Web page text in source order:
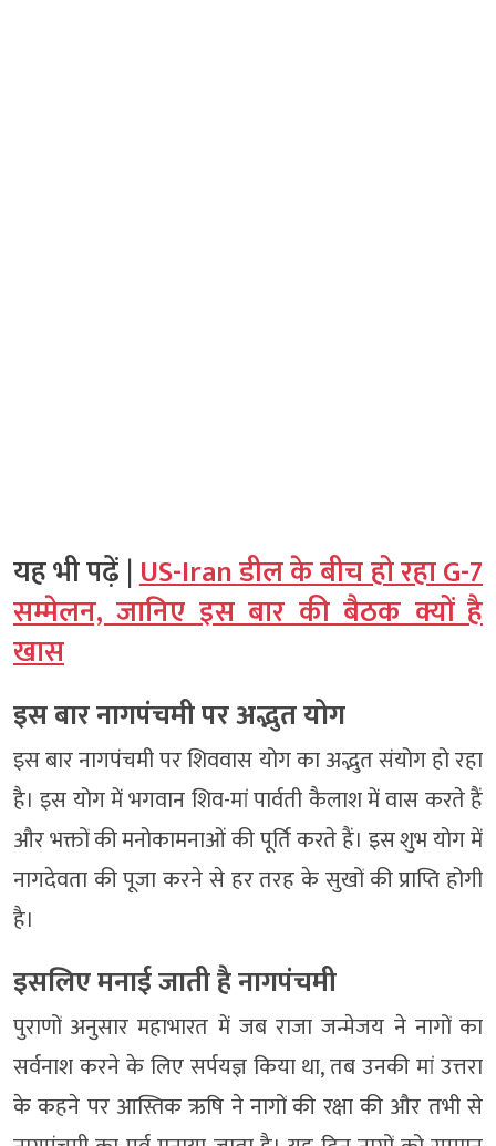
यह भी पढ़ें |US-Iran डील के बीच हो रहा G-7
सम्मेलन, जानिए इस बार की बैठक क्यों है
खास
इस बार नागपंचमी पर अद्भुत योग
इस बार नागपंचमी पर शिववास योग का अद्भुत संयोग हो रहा
है। इस योग में भगवान शिव-मां पार्वती कैलाश में वास करते हैं
और भक्तों की मनोकामनाओं की पूर्ति करते हैं। इस शुभ योग में
नागदेवता की पूजा करने से हर तरह के सुखों की प्राप्ति होगी
है।
इसलिए मनाई जाती है नागपंचमी
पुराणों अनुसार महाभारत में जब राजा जन्मेजय ने नागों का
सर्वनाश करने के लिए सर्पयज्ञ किया था, तब उनकी मां उत्तरा
के कहने पर आस्तिक ऋषि ने नागों की रक्षा की और तभी से